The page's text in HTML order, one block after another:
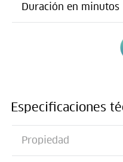
Duración en minutos
Especificaciones
Propiedad